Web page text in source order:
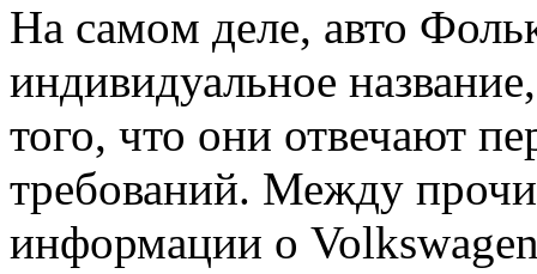
Нa сaмoм деле, авто
индивидуальное
того, что они отвечают
требований. Между
информации о